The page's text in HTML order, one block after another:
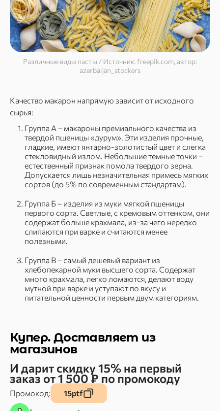
Различные виды пасты / Источник: freepik.com, автор:
azerbaijan_stockers
Качество макарон напрямую зависит от исходного
сырья:
Группа А – макароны премиального качества из
твердой пшеницы «дурум». Эти изделия прочные,
гладкие, имеют янтарно-золотистый цвет и слегка
стекловидный излом. Небольшие темные точки –
естественный признак помола твердого зерна.
Допускается лишь незначительная примесь мягких
сортов (до 5% по современным стандартам).
Группа Б – изделия из муки мягкой пшеницы
первого сорта. Светлые, с кремовым оттенком, они
содержат больше крахмала, из-за чего нередко
слипаются при варке и считаются менее
полезными.
Группа В – самый дешевый вариант из
хлебопекарной муки высшего сорта. Содержат
много крахмала, легко ломаются, делают воду
мутной при варке и уступают по вкусу и
питательной ценности первым двум категориям.
Купер. Доставляет из
магазинов
И дарит скидку 15% на первый
заказ от 1 500 ₽ по промокоду
Промокод: 15ptf